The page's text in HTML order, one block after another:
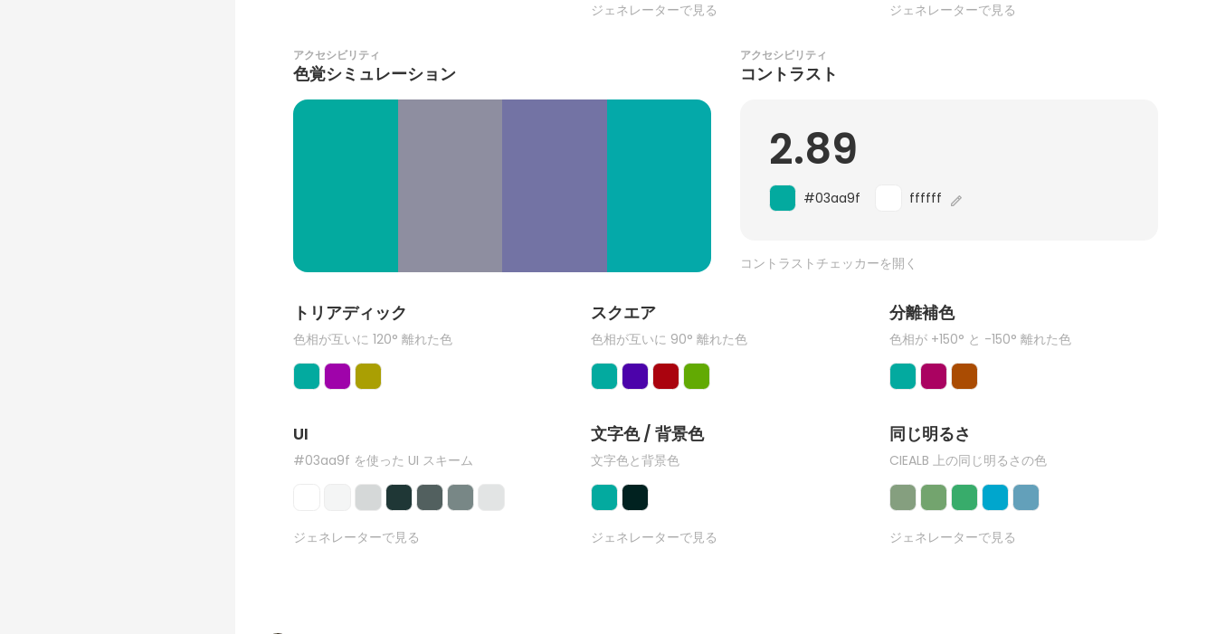
ジェネレーターで見る ジェネレーターで見る
アクセシビリティ
色覚シミュレーション
アクセシビリティ
コントラスト
2.89
#03aa9f ffffff
コントラストチェッカーを開く
トリアディック
色相が互いに 120° 離れた色
スクエア
色相が互いに 90° 離れた色
分離補色
色相が +150° と -150° 離れた色
UI
#03aa9f を使った UI スキーム
ジェネレーターで見る
文字色 / 背景色
文字色と背景色
ジェネレーターで見る
同じ明るさ
CIEALB 上の同じ明るさの色
ジェネレーターで見る